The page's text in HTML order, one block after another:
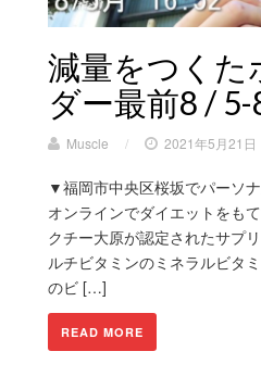
減量をつくた
ダー最前8 / 5-
Muscle / 2021年5月21日
▼福岡市中央区桜坂でパーソ
オンラインでダイエットをも
クチー大原が認定されたサプ
ルチビタミンのミネラルビタ
のビ […]
READ MORE